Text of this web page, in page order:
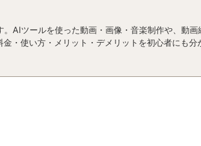
AIツールを使った動画・画像・音楽制作や、動
・使い方・メリット・デメリットを初心者にも分